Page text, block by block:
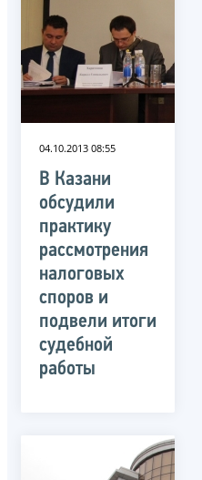
04.10.2013 08:55
В Казани
обсудили
практику
рассмотрения
налоговых
споров и
подвели итоги
судебной
работы